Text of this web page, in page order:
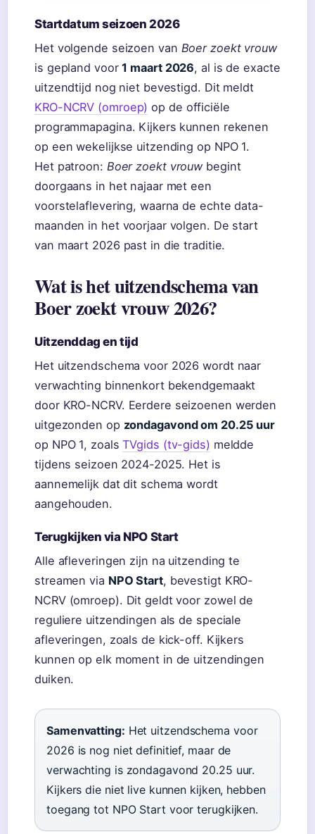
Startdatum seizoen 2026
Het volgende seizoen van Boer zoekt vrouw
is gepland voor1 maart 2026, al is de exacte
uitzendtijd nog niet bevestigd. Dit meldt
KRO-NCRV (omroep) op de officiële
programmapagina. Kijkers kunnen rekenen
op een wekelijkse uitzending op NPO 1.
Het patroon: Boer zoekt vrouwbegint
doorgaans in het najaar met een
voorstelaflevering, waarna de echte data-
maanden in het voorjaar volgen. De start
van maart 2026 past in die traditie.
Wat is het uitzendschema van
Boer zoekt vrouw 2026?
Uitzenddag en tijd
Het uitzendschema voor 2026 wordt naar
verwachting binnenkort bekendgemaakt
door KRO-NCRV. Eerdere seizoenen werden
uitgezonden op zondagavond om 20.25 uur
op NPO 1, zoalsTVgids (tv-gids) meldde
tijdens seizoen 2024-2025. Het is
aannemelijk dat dit schema wordt
aangehouden.
Terugkijken via NPO Start
Alle afleveringen zijn na uitzending te
streamen via NPO Start, bevestigt KRO-
NCRV (omroep). Dit geldt voor zowel de
reguliere uitzendingen als de speciale
afleveringen, zoals de kick-off. Kijkers
kunnen op elk moment in de uitzendingen
duiken.
Samenvatting: Het uitzendschema voor
2026 is nog niet definitief, maar de
verwachting is zondagavond 20.25 uur.
Kijkers die niet live kunnen kijken, hebben
toegang tot NPO Start voor terugkijken.